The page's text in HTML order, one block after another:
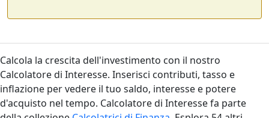
Calcola la crescita dell'investimento con il nostro
Calcolatore di Interesse. Inserisci contributi, tasso e
inflazione per vedere il tuo saldo, interesse e potere
d'acquisto nel tempo. Calcolatore di Interesse fa parte